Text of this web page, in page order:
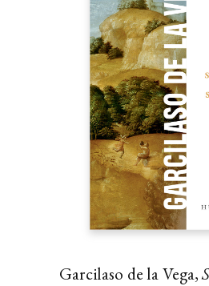
Garcilaso de la Vega,